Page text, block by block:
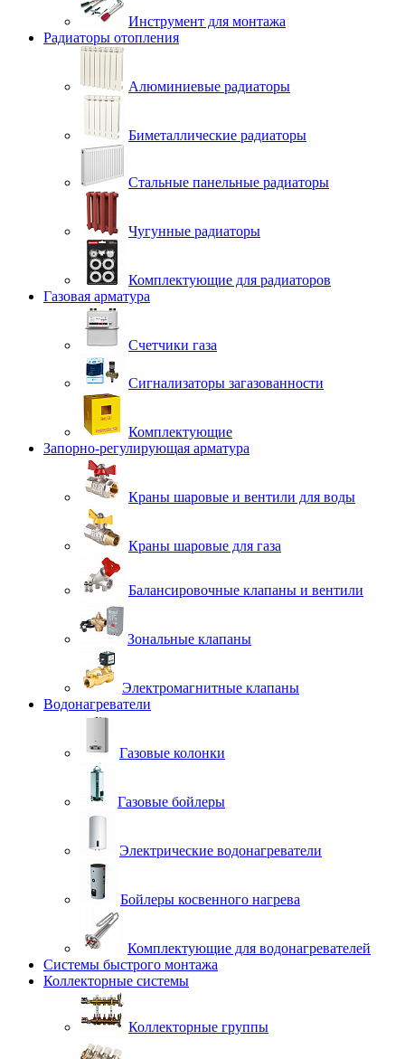
Инструмент для монтажа
Радиаторы отопления
Алюминиевые радиаторы
Биметаллические радиаторы
Стальные панельные радиаторы
Чугунные радиаторы
Комплектующие для радиаторов
Газовая арматура
Счетчики газа
Сигнализаторы загазованности
Комплектующие
Запорно-регулирующая арматура
Краны шаровые и вентили для воды
Краны шаровые для газа
Балансировочные клапаны и вентили
Зональные клапаны
Электромагнитные клапаны
Водонагреватели
Газовые колонки
Газовые бойлеры
Электрические водонагреватели
Бойлеры косвенного нагрева
Комплектующие для водонагревателей
Системы быстрого монтажа
Коллекторные системы
Коллекторные группы